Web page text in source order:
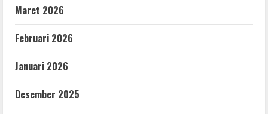
Maret 2026
Februari 2026
Januari 2026
Desember 2025